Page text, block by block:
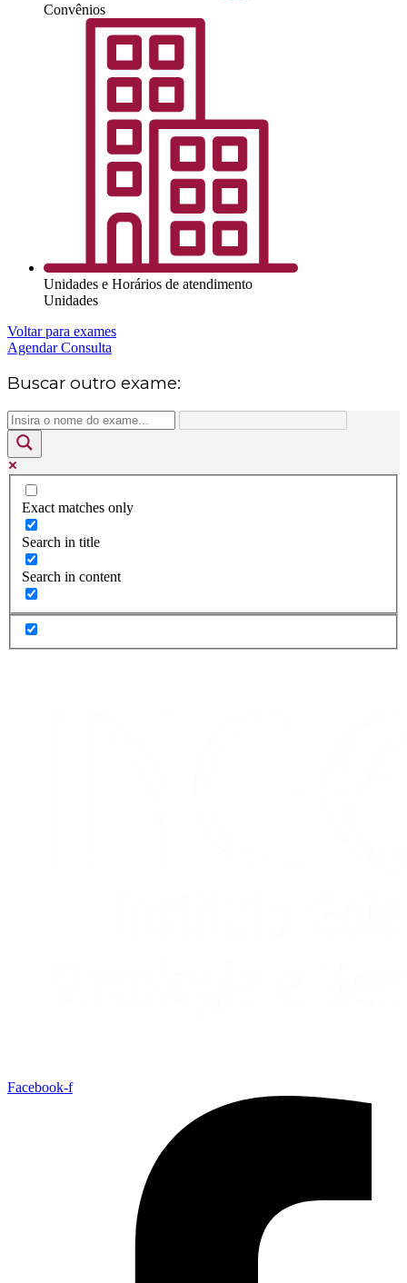
Convênios
Unidades e Horários de atendimento
Unidades
Voltar para exames
Agendar Consulta
Buscar outro exame:
Exact matches only
Search in title
Search in content
Facebook-f